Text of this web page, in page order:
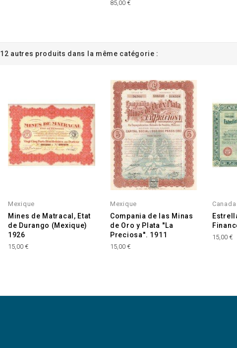
85,00 €
12 autres produits dans la même catégorie :
Mexique
Mines de Matracal, Etat
de Durango (Mexique)
1926
15,00 €
Mexique
Compania de las Minas
de Oro y Plata ''La
Preciosa''. 1911
15,00 €
Canada
15,00 €